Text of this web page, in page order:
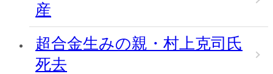
産
超合金生みの親・村上克司氏
死去